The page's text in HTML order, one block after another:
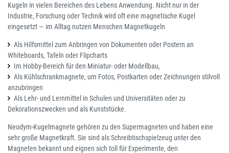
Kugeln in vielen Bereichen des Lebens Anwendung. Nicht nur in der
Industrie, Forschung oder Technik wird oft eine magnetische Kugel
eingesetzt — im Alltag nutzen Menschen Magnetkugeln
Als Hilfsmittel zum Anbringen von Dokumenten oder Postern an
Whiteboards, Tafeln oder Flipcharts
Im Hobby-Bereich für den Miniatur- oder Modellbau,
Als Kühlschrankmagnete, um Fotos, Postkarten oder Zeichnungen stilvoll
anzubringen
Als Lehr- und Lernmittel in Schulen und Universitäten oder zu
Dekorationszwecken und als Kunststücke.
Neodym-Kugelmagnete gehören zu den Supermagneten und haben eine
sehr große Magnetkraft. Sie sind als Schreibtischspielzeug unter den
Magneten bekannt und eignen sich toll für Experimente, den